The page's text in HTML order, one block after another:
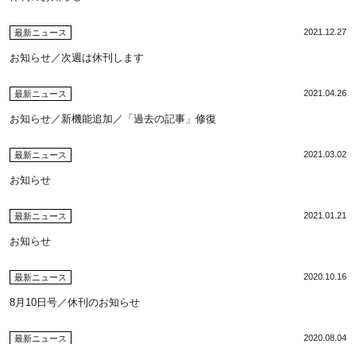
最新ニュース 2021.12.27
お知らせ／次週は休刊します
最新ニュース 2021.04.26
お知らせ／新機能追加／「過去の記事」修復
最新ニュース 2021.03.02
お知らせ
最新ニュース 2021.01.21
お知らせ
最新ニュース 2020.10.16
8月10日号／休刊のお知らせ
最新ニュース 2020.08.04